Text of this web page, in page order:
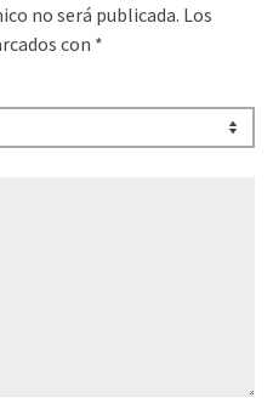
no será publicada. Los
con *